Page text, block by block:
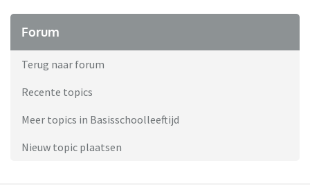
Forum
Terug naar forum
Recente topics
Meer topics in Basisschoolleeftijd
Nieuw topic plaatsen